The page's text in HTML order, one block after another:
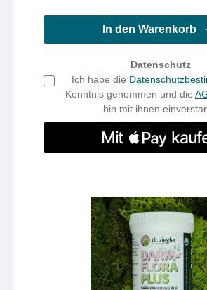
In den Warenkorb
Datenschutz
Ich habe die
Kenntnis genommen und die
bin mit ihnen